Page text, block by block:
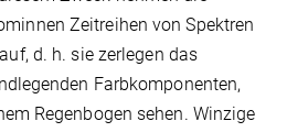
Zeitreihen von Spektren
d. h. sie zerlegen das
Farbkomponenten,
Regenbogen sehen. Winzige